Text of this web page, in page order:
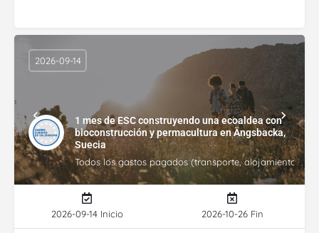
1 mes de ESC construyendo una ecoaldea con
bioconstrucción y permacultura en Ängsbacka,
Suecia
Todos los gastos pagados (transporte, alojamiento,
2026-09-14
2026-09-14 Inicio 2026-10-26 Fin